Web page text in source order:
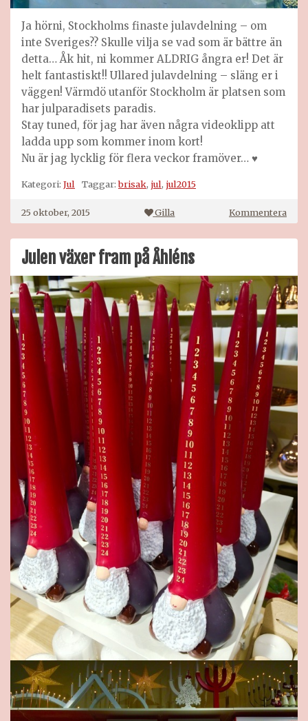
Ja hörni, Stockholms finaste julavdelning – om
inte Sveriges?? Skulle vilja se vad som är bättre än
detta… Åk hit, ni kommer ALDRIG ångra er! Det är
helt fantastiskt!! Ullared julavdelning – släng er i
väggen! Värmdö utanför Stockholm är platsen som
har julparadisets paradis.
Stay tuned, för jag har även några videoklipp att
ladda upp som kommer inom kort!
Nu är jag lycklig för flera veckor framöver… ♥
Kategori: Jul Taggar:brisak, jul, jul2015
25 oktober, 2015 Gilla Kommenterapå
Jul
Julen växer fram på Åhléns